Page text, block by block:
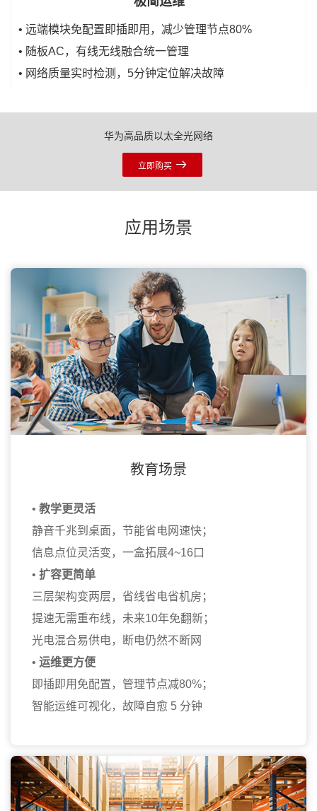
• 远端模块免配置即插即用，减少管理节点80%
• 随板AC，有线无线融合统一管理
• 网络质量实时检测，5分钟定位解决故障
华为高品质以太全光网络
立即购买
应用场景
教育场景
• 教学更灵活
静音千兆到桌面，节能省电网速快；
信息点位灵活变，一盒拓展4~16口
• 扩容更简单
三层架构变两层，省线省电省机房；
提速无需重布线，未来10年免翻新；
光电混合易供电，断电仍然不断网
• 运维更方便
即插即用免配置，管理节点减80%；
智能运维可视化，故障自愈 5 分钟